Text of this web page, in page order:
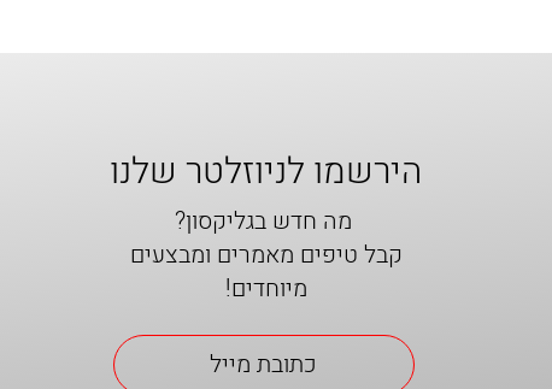
הירשמו לניוזלטר שלנו
מה חדש בגליקסון?
קבל טיפים מאמרים ומבצעים
מיוחדים!